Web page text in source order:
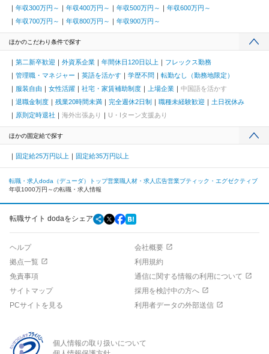
年収300万円～ 年収400万円～ 年収500万円～
年収600万円～
年収700万円～
年収800万円～ 年収900万円～
ほかのこだわり条件で探す
第二新卒歓迎 外資系企業 年間休日120日以上
フレックス勤務
管理職・マネジャー
英語を活かす 学歴不問
転勤なし（勤務地限定）
服装自由
女性活躍 社宅・家賃補助制度 上場企業
中国語を活かす
退職金制度
残業20時間未満 完全週休2日制 職種未経験歓迎
土日祝休み
原則定時退社
海外出張あり U・Iターン支援あり
ほかの固定給で探す
固定給25万円以上 固定給35万円以上
転職・求人doda（デューダ）トップ営業職人材・求人広告営業ブティック・エグゼクティブ
年収1000万円～の転職・求人情報
転職サイト dodaをシェア
ヘルプ
会社概要
拠点一覧
利用規約
免責事項
通信に関する情報の利用について
サイトマップ
採用を検討中の方へ
PCサイトを見る
利用者データの外部送信
個人情報の取り扱いについて